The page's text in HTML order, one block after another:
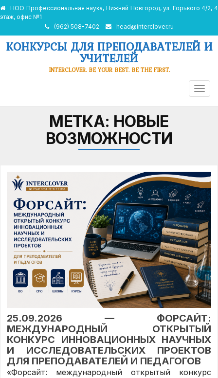
НОО Профессиональная наука, Нижний Новгород, ул. Горького 4/2, 4
этаж, офис №1
(962) 508-7402
head@interclover.ru
КОНКУРСЫ ДЛЯ ПРЕПОДАВАТЕЛЕЙ И
УЧИТЕЛЕЙ
INTERCLOVER. BE YOUR BEST. BE THE FIRST.
МЕТКА: НОВЫЕ
ВОЗМОЖНОСТИ
25.09.2026 — ФОРСАЙТ:
МЕЖДУНАРОДНЫЙ ОТКРЫТЫЙ
КОНКУРС ИННОВАЦИОННЫХ НАУЧНЫХ
И ИССЛЕДОВАТЕЛЬСКИХ ПРОЕКТОВ
ДЛЯ ПРЕПОДАВАТЕЛЕЙ И ПЕДАГОГОВ
«Форсайт: международный открытый конкурс